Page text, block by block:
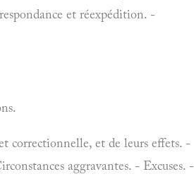
et réexpédition. -
et de leurs effets. -
aggravantes. - Excuses. -